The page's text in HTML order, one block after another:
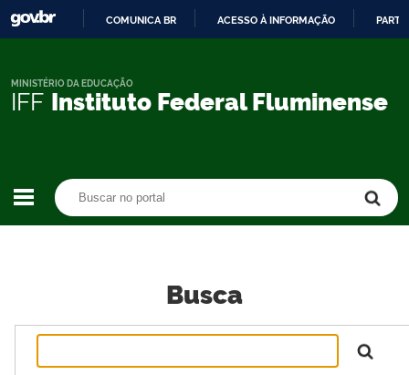
CONTEÚDO
COMUNICA BR ACESSO À INFORMAÇÃO
IFF Instituto Federal Fluminense
MINISTÉRIO DA EDUCAÇÃO
Busca